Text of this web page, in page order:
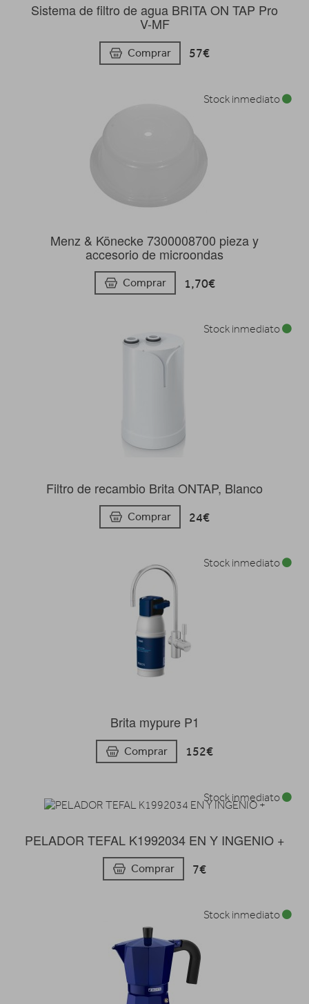
Sistema de filtro de agua BRITA ON TAP Pro
V-MF
Comprar 57€
Menz & Könecke 7300008700 pieza y
accesorio de microondas
Comprar 1,70€
Stock inmediato
Filtro de recambio Brita ONTAP, Blanco
Comprar 24€
Stock inmediato
Brita mypure P1
Comprar 152€
Stock inmediato
PELADOR TEFAL K1992034 EN Y INGENIO +
Comprar 7€
Stock inmediato
Stock inmediato